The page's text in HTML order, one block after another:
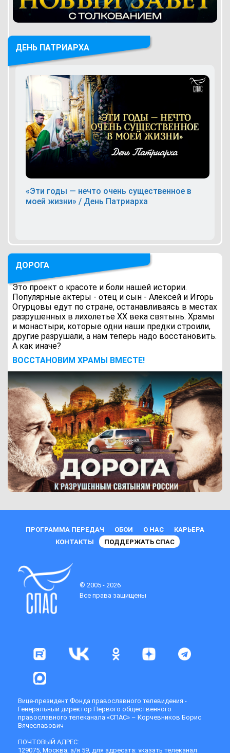
ДЕНЬ ПАТРИАРХА
«Эти годы — нечто очень существенное в
моей жизни» / День Патриарха
ДОРОГА
Это проект о красоте и боли нашей истории.
Популярные актеры - отец и сын - Алексей и Игорь
Огурцовы едут по стране, останавливаясь в местах
разрушенных в лихолетье ХХ века святынь. Храмы
и монастыри, которые одни наши предки строили,
другие разрушали, а нам теперь надо восстановить.
А как иначе?
ВОCСТАНОВИМ ХРАМЫ ВМЕСТЕ!
ПРОГРАММА ПЕРЕДАЧ ОБОИ О НАС
КАРЬЕРА
КОНТАКТЫ
ПОДДЕРЖАТЬ СПАС
© 2005 - 2026
Все права защищены
Вице-президент Фонда православного телевидения -
Генеральный директор Первого общественного
православного телеканала «СПАС» – Корчевников Борис
Вячеславович
ПОЧТОВЫЙ АДРЕС:
129075, Москва, а/я 59, для адресата: указать телеканал